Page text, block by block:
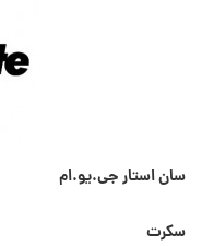
سان استار جی.یو.ام
سکرت